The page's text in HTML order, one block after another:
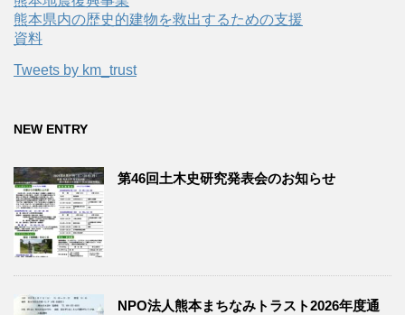
熊本県内の歴史的建物を救出するための支援
資料
Tweets by km_trust
NEW ENTRY
第46回土木史研究発表会のお知らせ
NPO法人熊本まちなみトラスト2026年度通